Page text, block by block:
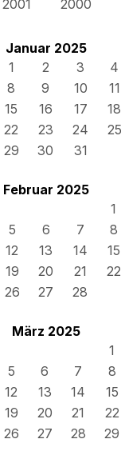
2001 2000
Januar 2025
1
2 3 4
8 9 10 11
15 16 17 18
22 23 24 25
29 30 31
Februar 2025
1
5 6 7 8
12 13 14 15
19 20 21 22
26 27 28
März 2025
1
5 6 7 8
12 13 14 15
19 20 21 22
26 27 28 29